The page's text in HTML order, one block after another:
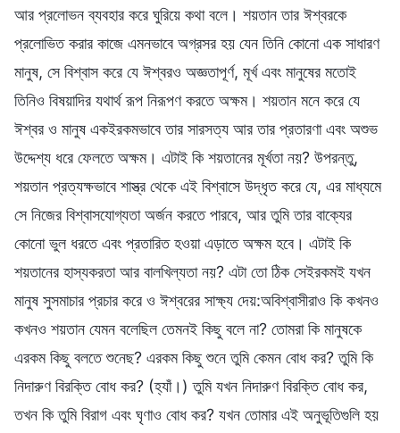
আর প্রলোভন ব্যবহার করে ঘুরিয়ে কথা বলে। শয়তান তার ঈশ্বরকে
প্রলোভিত করার কাজে এমনভাবে অগ্রসর হয় যেন তিনি কোনো এক সাধারণ
মানুষ, সে বিশ্বাস করে যে ঈশ্বরও অজ্ঞতাপূর্ণ, মূর্খ এবং মানুষের মতোই
তিনিও বিষয়াদির যথার্থ রূপ নিরূপণ করতে অক্ষম। শয়তান মনে করে যে
ঈশ্বর ও মানুষ একইরকমভাবে তার সারসত্য আর তার প্রতারণা এবং অশুভ
উদ্দেশ্য ধরে ফেলতে অক্ষম। এটাই কি শয়তানের মূর্খতা নয়? উপরন্তু,
শয়তান প্রত্যক্ষভাবে শাস্ত্র থেকে এই বিশ্বাসে উদ্ধৃত করে যে, এর মাধ্যমে
সে নিজের বিশ্বাসযোগ্যতা অর্জন করতে পারবে, আর তুমি তার বাক্যের
কোনো ভুল ধরতে এবং প্রতারিত হওয়া এড়াতে অক্ষম হবে। এটাই কি
শয়তানের হাস্যকরতা আর বালখিল্যতা নয়? এটা তো ঠিক সেইরকমই যখন
মানুষ সুসমাচার প্রচার করে ও ঈশ্বরের সাক্ষ্য দেয়:অবিশ্বাসীরাও কি কখনও
কখনও শয়তান যেমন বলেছিল তেমনই কিছু বলে না? তোমরা কি মানুষকে
এরকম কিছু বলতে শুনেছ? এরকম কিছু শুনে তুমি কেমন বোধ কর? তুমি কি
নিদারুণ বিরক্তি বোধ কর? (হ্যাঁ।) তুমি যখন নিদারুণ বিরক্তি বোধ কর,
তখন কি তুমি বিরাগ এবং ঘৃণাও বোধ কর? যখন তোমার এই অনুভূতিগুলি হয়